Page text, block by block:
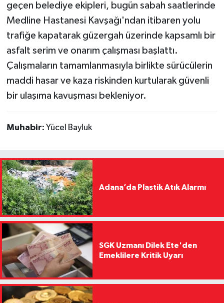
geçen belediye ekipleri, bugün sabah saatlerinde
Medline Hastanesi Kavşağı'ndan itibaren yolu
trafiğe kapatarak güzergah üzerinde kapsamlı bir
asfalt serim ve onarım çalışması başlattı.
Çalışmaların tamamlanmasıyla birlikte sürücülerin
maddi hasar ve kaza riskinden kurtularak güvenli
bir ulaşıma kavuşması bekleniyor.
Muhabir: Yücel Bayluk
Adana’da Plastik Atık Alarmı
SGK Uzmanı Dilek Ete'den
Emeklilere Kritik Uyarı